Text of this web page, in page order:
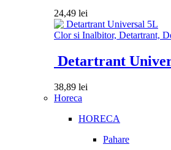
24,49 lei
Clor si Inalbitor, Detartrant,
Detartrant
38,89 lei
Horeca
HORECA
Pahare